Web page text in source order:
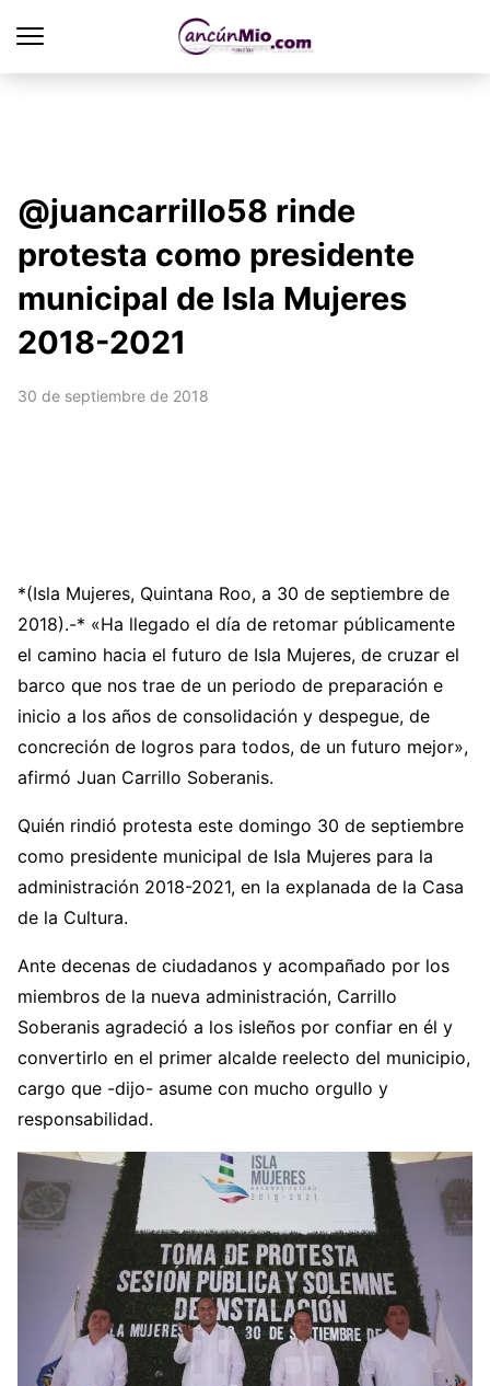
@juancarrillo58 rinde
protesta como presidente
municipal de Isla Mujeres
2018-2021
30 de septiembre de 2018
*(Isla Mujeres, Quintana Roo, a 30 de septiembre de
2018).-* «Ha llegado el día de retomar públicamente
el camino hacia el futuro de Isla Mujeres, de cruzar el
barco que nos trae de un periodo de preparación e
inicio a los años de consolidación y despegue, de
concreción de logros para todos, de un futuro mejor»,
afirmó Juan Carrillo Soberanis.
Quién rindió protesta este domingo 30 de septiembre
como presidente municipal de Isla Mujeres para la
administración 2018-2021, en la explanada de la Casa
de la Cultura.
Ante decenas de ciudadanos y acompañado por los
miembros de la nueva administración, Carrillo
Soberanis agradeció a los isleños por confiar en él y
convertirlo en el primer alcalde reelecto del municipio,
cargo que -dijo- asume con mucho orgullo y
responsabilidad.